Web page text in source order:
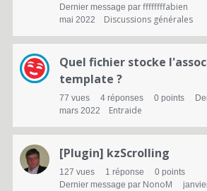
Dernier message par ffffffffabien
mai 2022 Discussions générales
Quel fichier stocke
template ?
77 vues 4 réponses 0 points
mars 2022 Entraide
[Plugin] kzScrolling
127 vues 1 réponse 0 points
Dernier message par NonoM